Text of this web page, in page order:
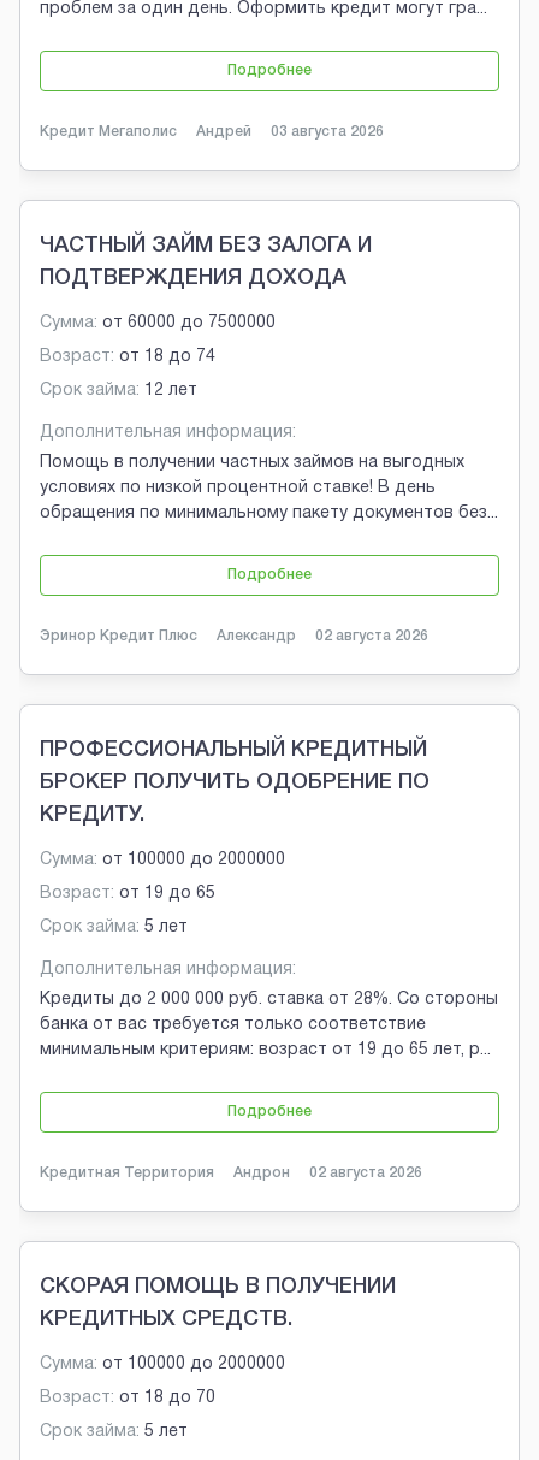
проблем за один день. Оформить кредит могут гра...
Подробнее
Кредит Мегаполис Андрей 03 августа 2026
ЧАСТНЫЙ ЗАЙМ БЕЗ ЗАЛОГА И
ПОДТВЕРЖДЕНИЯ ДОХОДА
Сумма: от 60000 до 7500000
Возраст: от 18 до 74
Срок займа: 12 лет
Дополнительная информация:
Помощь в получении частных займов на выгодных
условиях по низкой процентной ставке! В день
обращения по минимальному пакету документов без...
Подробнее
Эринор Кредит Плюс Александр 02 августа 2026
ПРОФЕССИОНАЛЬНЫЙ КРЕДИТНЫЙ
БРОКЕР ПОЛУЧИТЬ ОДОБРЕНИЕ ПО
КРЕДИТУ.
Сумма: от 100000 до 2000000
Возраст: от 19 до 65
Срок займа: 5 лет
Дополнительная информация:
Кредиты до 2 000 000 руб. ставка от 28%. Со стороны
банка от вас требуется только соответствие
минимальным критериям: возраст от 19 до 65 лет, р...
Подробнее
Кредитная Территория Андрон 02 августа 2026
СКОРАЯ ПОМОЩЬ В ПОЛУЧЕНИИ
КРЕДИТНЫХ СРЕДСТВ.
Сумма: от 100000 до 2000000
Возраст: от 18 до 70
Срок займа: 5 лет